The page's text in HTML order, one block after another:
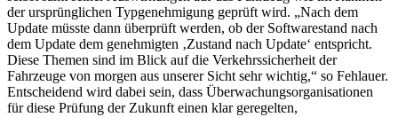
der ursprünglichen Typgenehmigung geprüft wird. „Nach dem
Update müsste dann überprüft werden, ob der Softwarestand nach
dem Update dem genehmigten ‚Zustand nach Update‘ entspricht.
Diese Themen sind im Blick auf die Verkehrssicherheit der
Fahrzeuge von morgen aus unserer Sicht sehr wichtig,“ so Fehlauer.
Entscheidend wird dabei sein, dass Überwachungsorganisationen
für diese Prüfung der Zukunft einen klar geregelten,